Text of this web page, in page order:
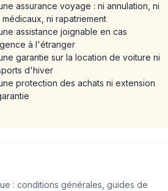
assurance voyage : ni annulation, ni
médicaux, ni rapatriement
assistance joignable en cas
à l'étranger
garantie sur la location de voiture ni
d'hiver
protection des achats ni extension
: conditions générales, guides de